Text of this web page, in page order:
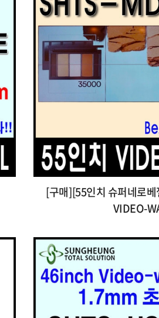
[구매][55인치 슈퍼네로
VIDEO-